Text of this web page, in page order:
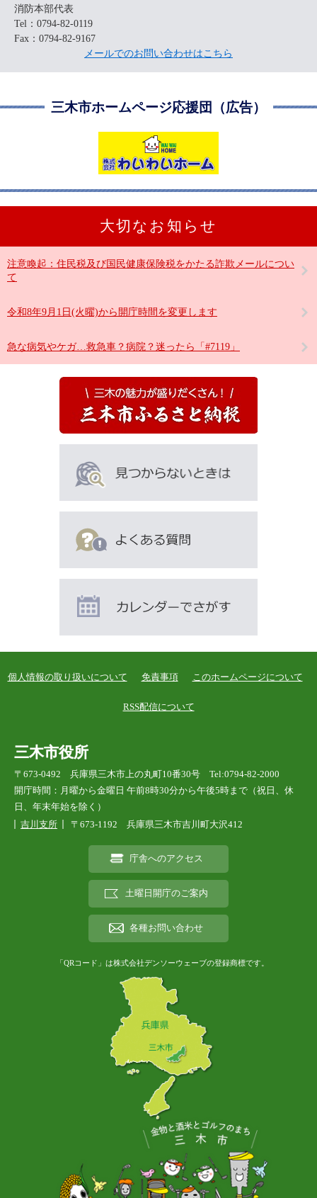
消防本部代表
Tel：0794-82-0119
Fax：0794-82-9167
メールでのお問い合わせはこちら
三木市ホームページ応援団（広告）
大切なお知らせ
注意喚起：住民税及び国民健康保険税をかたる詐欺メールについ
て
令和8年9月1日(火曜)から開庁時間を変更します
急な病気やケガ…救急車？病院？迷ったら「#7119」
個人情報の取り扱いについて 免責事項 このホームページについて
RSS配信について
三木市役所
〒673-0492 兵庫県三木市上の丸町10番30号 Tel:0794-82-2000
開庁時間：月曜から金曜日 午前8時30分から午後5時まで（祝日、休
日、年末年始を除く）
吉川支所
〒673-1192 兵庫県三木市吉川町大沢412
庁舎へのアクセス
土曜日開庁のご案内
各種お問い合わせ
「QRコード」は株式会社デンソーウェーブの登録商標です。